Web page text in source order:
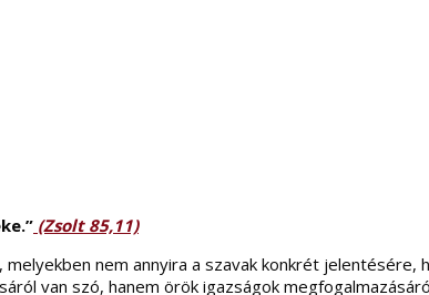
(Zsolt 85,11)
nem annyira a szavak konkrét
van szó, hanem örök igazságok